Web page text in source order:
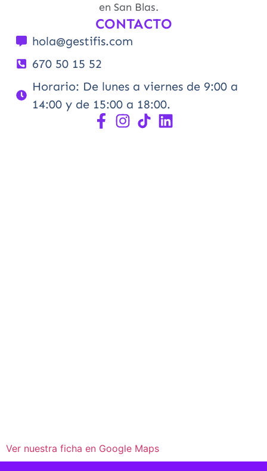
en San Blas.
CONTACTO
hola@gestifis.com
670 50 15 52
Horario: De lunes a viernes de 9:00 a
14:00 y de 15:00 a 18:00.
Ver nuestra ficha en Google Maps